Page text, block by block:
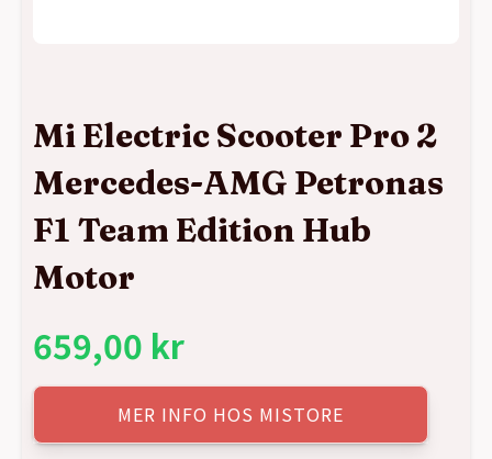
Mi Electric Scooter Pro 2
Mercedes-AMG Petronas
F1 Team Edition Hub
Motor
659,00 kr
MER INFO HOS MISTORE